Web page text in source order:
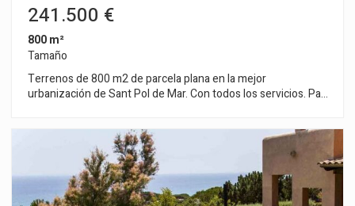
241.500 €
800 m²
Tamaño
Terrenos de 800 m2 de parcela plana en la mejor
urbanización de Sant Pol de Mar. Con todos los servicios. Para
de la bonita población costera de Sant Pol de mar, de las
mejores playas de la zona, el tren y todos los servicios. Para
vivir con todas las comodidades a escasos 50 Km de
Barcelona.